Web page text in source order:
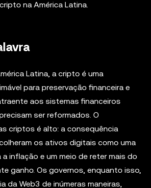
na América Latina.
Latina, a cripto é uma
para preservação financeira e
aos sistemas financeiros
ser reformados. O
criptos é alto: a consequência
os ativos digitais como uma
inflação e um meio de reter mais do
ganho. Os governos, enquanto isso,
da Web3 de inúmeras maneiras,